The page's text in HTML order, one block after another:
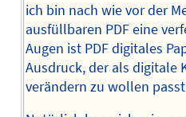
ich bin nach wie vor der
ausfüllbaren PDF eine
Augen ist PDF digitales
Ausdruck, der als digitale
verändern zu wollen